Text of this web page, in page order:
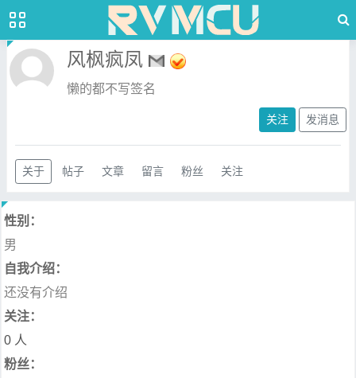
风枫疯凤
懒的都不写签名
关注 发消息
关于 帖子 文章 留言 粉丝 关注
性别：
男
自我介绍：
还没有介绍
关注：
0 人
粉丝：